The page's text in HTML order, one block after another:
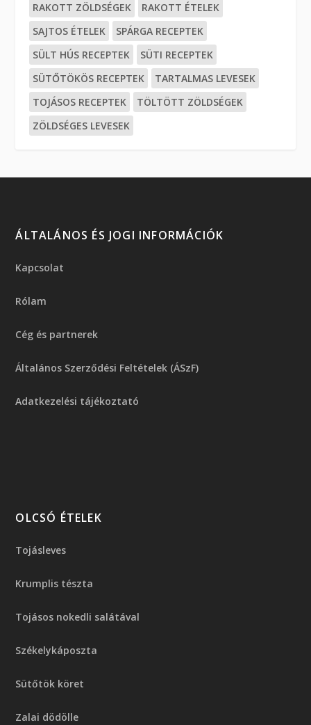
RAKOTT ZÖLDSÉGEK
RAKOTT ÉTELEK
SAJTOS ÉTELEK
SPÁRGA RECEPTEK
SÜLT HÚS RECEPTEK
SÜTI RECEPTEK
SÜTŐTÖKÖS RECEPTEK
TARTALMAS LEVESEK
TOJÁSOS RECEPTEK
TÖLTÖTT ZÖLDSÉGEK
ZÖLDSÉGES LEVESEK
ÁLTALÁNOS ÉS JOGI INFORMÁCIÓK
Kapcsolat
Rólam
Cég és partnerek
Általános Szerződési Feltételek (ÁSzF)
Adatkezelési tájékoztató
OLCSÓ ÉTELEK
Tojásleves
Krumplis tészta
Tojásos nokedli salátával
Székelykáposzta
Sütőtök köret
Zalai dödölle